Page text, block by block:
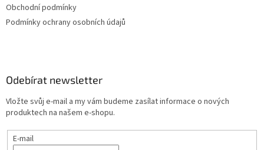
Obchodní podmínky
Podmínky ochrany osobních údajů
Odebírat newsletter
Vložte svůj e-mail a my vám budeme zasílat informace o nových
produktech na našem e-shopu.
E-mail